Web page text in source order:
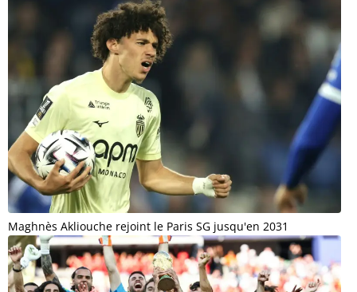
Maghnès Akliouche rejoint le Paris SG jusqu'en 2031